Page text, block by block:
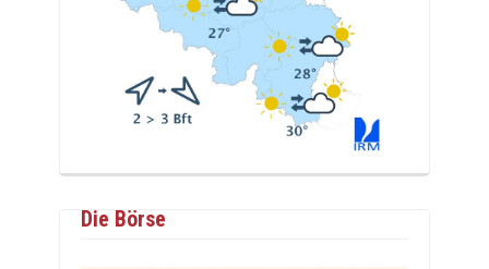
Die Börse